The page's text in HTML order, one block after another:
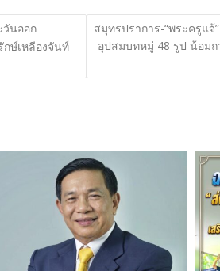
นออก
ษ์เหลืองจันท์
สมุทรปราการ-“พระครูแ
อุปสมบทหมู่ 48 รูป น้อม